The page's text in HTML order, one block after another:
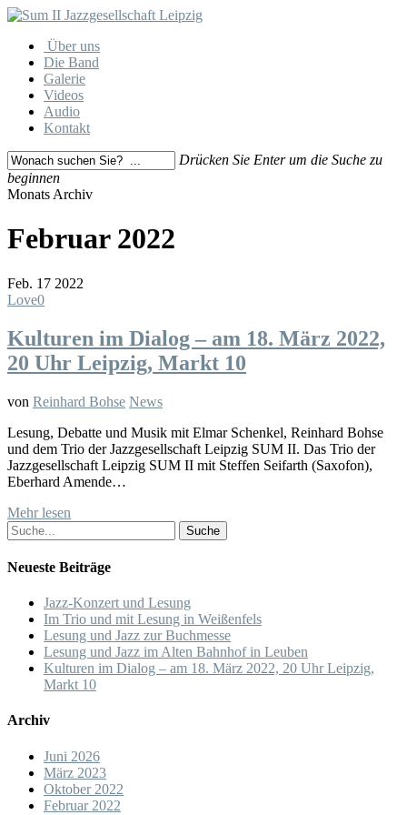
Skip
main
content
Menu
Über uns
Die Band
Galerie
Videos
Audio
Kontakt
Drücken Sie Enter um die Suche zu
beginnen
Close
Monats Archiv
Februar 2022
Feb. 17 2022
Love0
Kulturen im Dialog – am 18. März 2022,
20 Uhr Leipzig, Markt 10
von Reinhard Bohse News
Lesung, Debatte und Musik mit Elmar Schenkel, Reinhard Bohse
und dem Trio der Jazzgesellschaft Leipzig SUM II. Das Trio der
Jazzgesellschaft Leipzig SUM II mit Steffen Seifarth (Saxofon),
Eberhard Amende…
Mehr lesen
Suche
Neueste Beiträge
Jazz-Konzert und Lesung
Im Trio und mit Lesung in Weißenfels
Lesung und Jazz zur Buchmesse
Lesung und Jazz im Alten Bahnhof in Leuben
Kulturen im Dialog – am 18. März 2022, 20 Uhr Leipzig,
Markt 10
Archiv
Juni 2026
März 2023
Oktober 2022
Februar 2022